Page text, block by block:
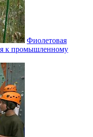
Фиолетовая
к промышленному